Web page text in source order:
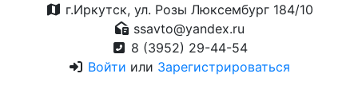
г.Иркутск, ул. Розы Люксембург 184/10
ssavto@yandex.ru
8 (3952) 29-44-54
Войти или Зарегистрироваться